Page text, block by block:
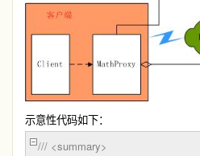
示意性代码如下：
/// <summary>